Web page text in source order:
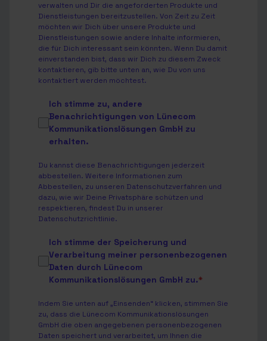
verwalten und Dir die angeforderten Produkte und
Dienstleistungen bereitzustellen. Von Zeit zu Zeit
möchten wir Dich über unsere Produkte und
Dienstleistungen sowie andere Inhalte informieren,
die für Dich interessant sein könnten. Wenn Du damit
einverstanden bist, dass wir Dich zu diesem Zweck
kontaktieren, gib bitte unten an, wie Du von uns
kontaktiert werden möchtest.
Ich stimme zu, andere
Benachrichtigungen von Lünecom
Kommunikationslösungen GmbH zu
erhalten.
Du kannst diese Benachrichtigungen jederzeit
abbestellen. Weitere Informationen zum
Abbestellen, zu unseren Datenschutzverfahren und
dazu, wie wir Deine Privatsphäre schützen und
respektieren, findest Du in unserer
Datenschutzrichtlinie.
Ich stimme der Speicherung und
Verarbeitung meiner personenbezogenen
Daten durch Lünecom
Kommunikationslösungen GmbH zu.*
Indem Sie unten auf „Einsenden“ klicken, stimmen Sie
zu, dass die Lünecom Kommunikationslösungen
GmbH die oben angegebenen personenbezogenen
Daten speichert und verarbeitet, um Ihnen die